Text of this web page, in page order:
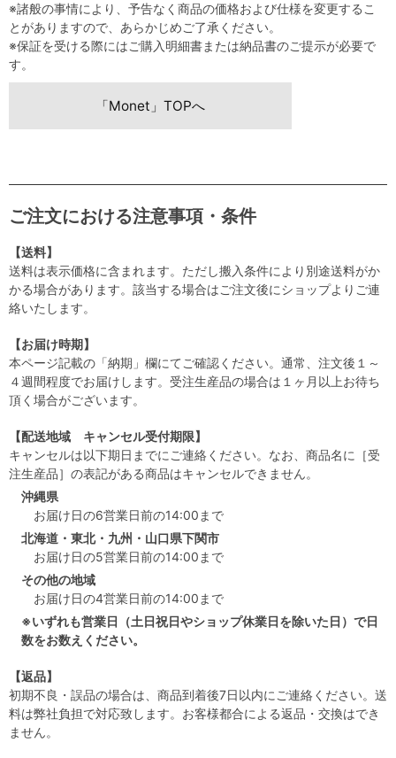
※諸般の事情により、予告なく商品の価格および仕様を変更するこ
とがありますので、あらかじめご了承ください。
※保証を受ける際にはご購入明細書または納品書のご提示が必要で
す。
「Monet」TOPへ
ご注文における注意事項・条件
【送料】
送料は表示価格に含まれます。ただし搬入条件により別途送料がか
かる場合があります。該当する場合はご注文後にショップよりご連
絡いたします。
【お届け時期】
本ページ記載の「納期」欄にてご確認ください。通常、注文後１～
４週間程度でお届けします。受注生産品の場合は１ヶ月以上お待ち
頂く場合がございます。
【配送地域 キャンセル受付期限】
キャンセルは以下期日までにご連絡ください。なお、商品名に［受
注生産品］の表記がある商品はキャンセルできません。
沖縄県
お届け日の6営業日前の14:00まで
北海道・東北・九州・山口県下関市
お届け日の5営業日前の14:00まで
その他の地域
お届け日の4営業日前の14:00まで
※いずれも営業日（土日祝日やショップ休業日を除いた日）で日
数をお数えください。
【返品】
初期不良・誤品の場合は、商品到着後7日以内にご連絡ください。送
料は弊社負担で対応致します。お客様都合による返品・交換はでき
ません。